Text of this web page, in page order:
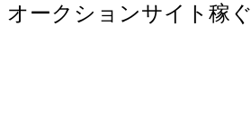
オークションサイト稼ぐ